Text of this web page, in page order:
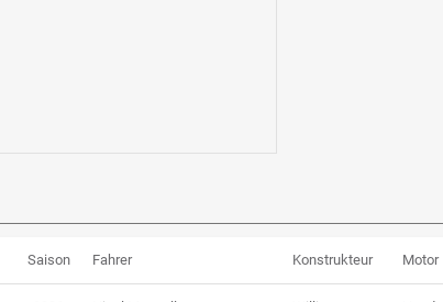
Saison Fahrer Konstrukteur Motor